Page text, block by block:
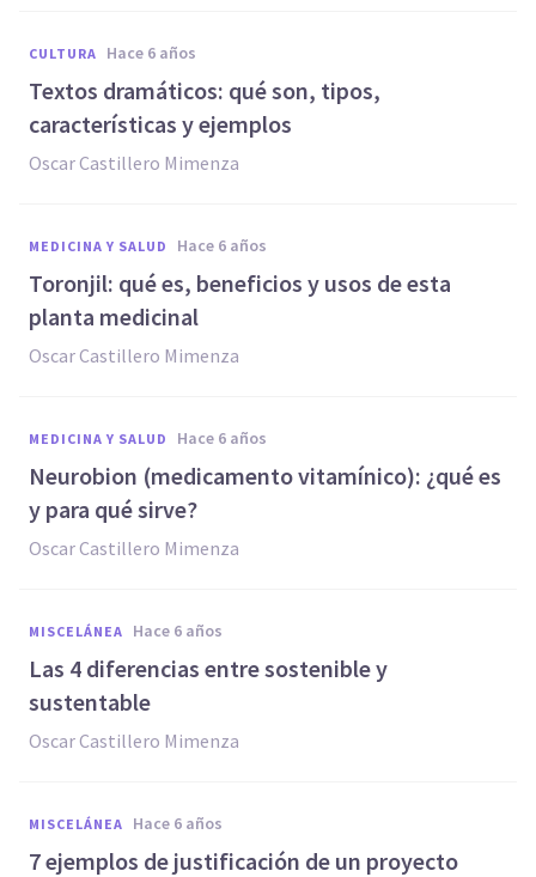
CULTURA hace 6 años
Textos dramáticos: qué son, tipos,
características y ejemplos
Oscar Castillero Mimenza
MEDICINA Y SALUD hace 6 años
Toronjil: qué es, beneficios y usos de esta
planta medicinal
Oscar Castillero Mimenza
MEDICINA Y SALUD hace 6 años
Neurobion (medicamento vitamínico): ¿qué es
y para qué sirve?
Oscar Castillero Mimenza
MISCELÁNEA hace 6 años
Las 4 diferencias entre sostenible y
sustentable
Oscar Castillero Mimenza
MISCELÁNEA hace 6 años
7 ejemplos de justificación de un proyecto